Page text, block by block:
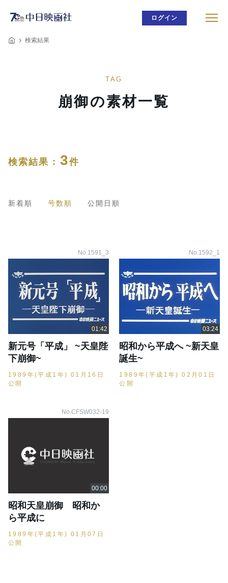
ログイン
検索結果
TAG
崩御の素材一覧
検索結果 : 3件
新着順 号数順 公開日順
No.1591_3
新元号「平成」 ~天皇陛
下崩御~
1989年(平成1年) 01月16日
公開
No.1592_1
昭和から平成へ ~新天皇
誕生~
1989年(平成1年) 02月01日
公開
No.CFSW032-19
昭和天皇崩御 昭和か
ら平成に
1989年(平成1年) 01月07日
公開